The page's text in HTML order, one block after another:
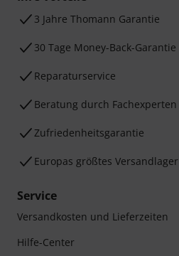
3 Jahre Thomann Garantie
30 Tage Money-Back-Garantie
Reparaturservice
Beratung durch Fachexperten
Zufriedenheitsgarantie
Europas größtes Versandlager
Service
Versandkosten und Lieferzeiten
Hilfe-Center